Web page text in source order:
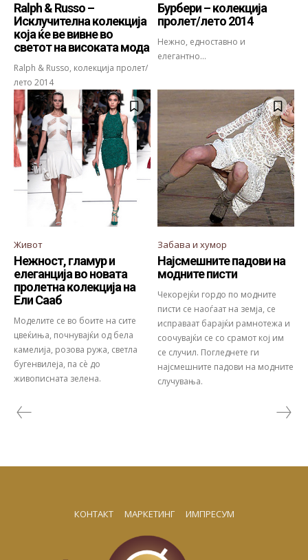
Ralph & Russo –
Исклучителна колекција
која ќе ве вивне во
светот на високата мода
Ralph & Russo, колекција пролет/
лето 2014
Бурбери – колекција
пролет/лето 2014
Нежно, едноставно и
елегантно...
Живот
Нежност, гламур и
елеганција во новата
пролетна колекција на
Ели Сааб
Моделите се во боите на сите
цвеќиња, почнувајќи од бела
камелија, розова ружа, светла
бугенвилеја, па сѐ до
живописната зелена.
Забава и хумор
Најсмешните падови на
модните писти
Чекорејќи гордо по модните
писти се наоѓаат на земја, се
исправаат барајќи рамнотежа и
соочувајќи се со срамот кој им
се случил. Погледнете ги
најсмешните падови на модните
случувања.
КОНТАКТ МАРКЕТИНГ ИМПРЕСУМ